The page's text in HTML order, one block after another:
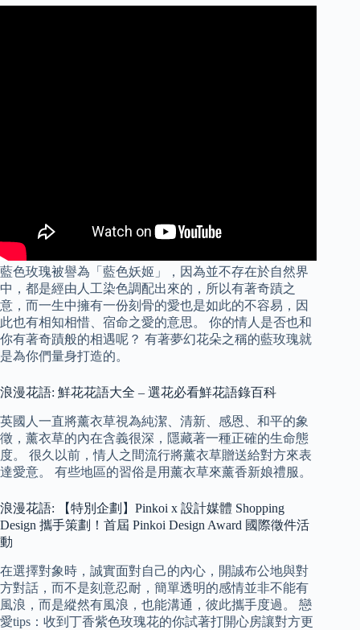
藍色玫瑰被譽為「藍色妖姬」，因為並不存在於自然界
中，都是經由人工染色調配出來的，所以有著奇蹟之
意，而一生中擁有一份刻骨的愛也是如此的不容易，因
此也有相知相惜、宿命之愛的意思。 你的情人是否也和
你有著奇蹟般的相遇呢？ 有著夢幻花朵之稱的藍玫瑰就
是為你們量身打造的。
浪漫花語: 鮮花花語大全 – 選花必看鮮花語錄百科
英國人一直將薰衣草視為純潔、清新、感恩、和平的象
徵，薰衣草的內在含義很深，隱藏著一種正確的生命態
度。 很久以前，情人之間流行將薰衣草贈送給對方來表
達愛意。 有些地區的習俗是用薰衣草來薰香新娘禮服。
浪漫花語: 【特別企劃】Pinkoi x 設計媒體 Shopping
Design 攜手策劃！首屆 Pinkoi Design Award 國際徵件活
動
在選擇對象時，誠實面對自己的內心，開誠布公地與對
方對話，而不是刻意忍耐，簡單透明的感情並非不能有
風浪，而是縱然有風浪，也能溝通，彼此攜手度過。 戀
愛tips：收到丁香紫色玫瑰花的你試著打開心房讓對方更